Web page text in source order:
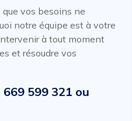
je veux un site ecommerce
vos besoins ne
notre équipe est à votre
à tout moment
et résoudre vos
599 321 ou